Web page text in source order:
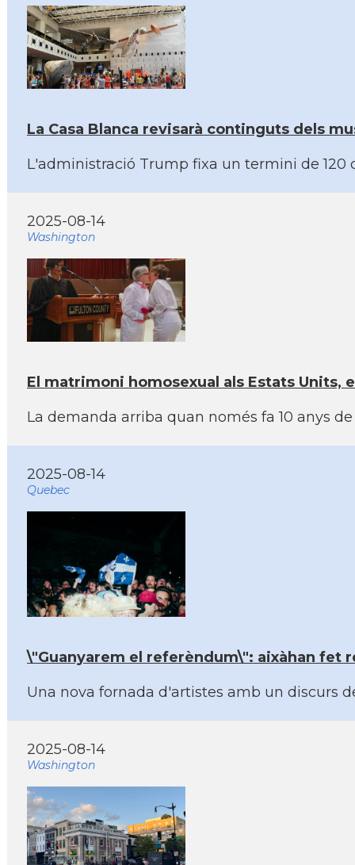
La Casa Blanca revisarà continguts dels
L'administració Trump fixa un termini de 120
2025-08-14
Washington
El matrimoni homosexual als Estats
La demanda arriba quan només fa 10 anys
2025-08-14
Quebec
\"Guanyarem el referèndum\": aixàhan fet
Una nova fornada d'artistes amb un discurs
2025-08-14
Washington